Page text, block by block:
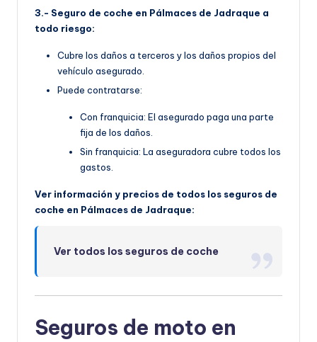
3.- Seguro de coche en Pálmaces de Jadraque a
todo riesgo:
Cubre los daños a terceros y los daños propios del
vehículo asegurado.
Puede contratarse:
Con franquicia: El asegurado paga una parte
fija de los daños.
Sin franquicia: La aseguradora cubre todos los
gastos.
Ver información y precios de todos los seguros de
coche en Pálmaces de Jadraque:
Ver todos los seguros de coche
Seguros de moto en